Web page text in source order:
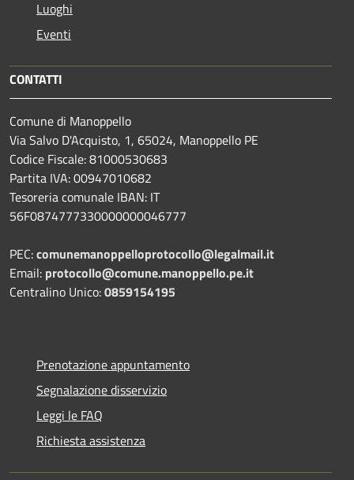
Luoghi
Eventi
CONTATTI
Comune di Manoppello
Via Salvo D'Acquisto, 1, 65024, Manoppello PE
Codice Fiscale: 81000530683
Partita IVA: 00947010682
Tesoreria comunale IBAN: IT
56F0874777330000000046777
PEC:comunemanoppelloprotocollo@legalmail.it
Email: protocollo@comune.manoppello.pe.it
Centralino Unico:0859154195
Prenotazione appuntamento
Segnalazione disservizio
Leggi le FAQ
Richiesta assistenza